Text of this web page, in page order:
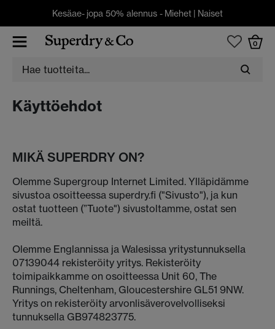
Kesäae- jopa 50% alennus - Miehet | Naiset
0
Käyttöehdot
MIKÄ SUPERDRY ON?
Olemme Supergroup Internet Limited. Ylläpidämme
sivustoa osoitteessa superdry.fi ("Sivusto"), ja kun
ostat tuotteen (”Tuote") sivustoltamme, ostat sen
meiltä.
Olemme Englannissa ja Walesissa yritystunnuksella
07139044 rekisteröity yritys. Rekisteröity
toimipaikkamme on osoitteessa Unit 60, The
Runnings, Cheltenham, Gloucestershire GL51 9NW.
Yritys on rekisteröity arvonlisäverovelvolliseksi
tunnuksella GB974823775.